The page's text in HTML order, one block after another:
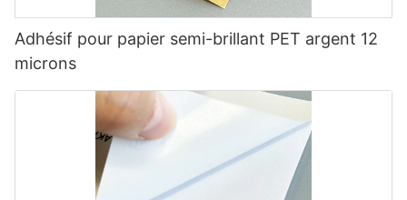
Adhésif pour papier semi-brillant PET argent 12
microns